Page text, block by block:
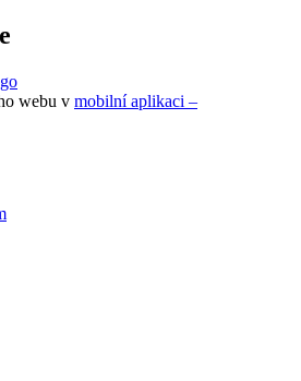
webu v mobilní aplikaci –